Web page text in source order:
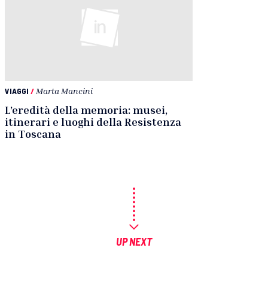
VIAGGI / Marta Mancini
L’eredità della memoria: musei,
itinerari e luoghi della Resistenza
in Toscana
UP NEXT